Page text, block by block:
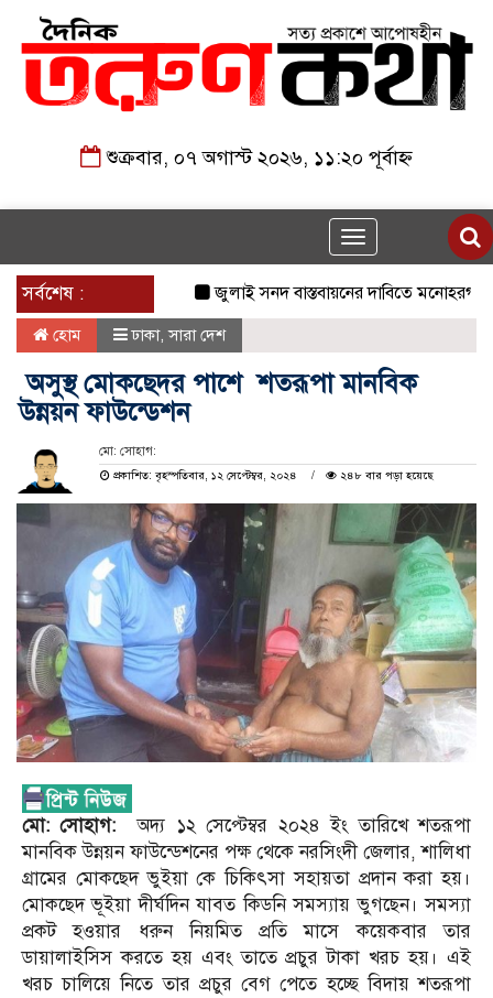
শুক্রবার, ০৭ অগাস্ট ২০২৬, ১১:২০ পূর্বাহ্ন
Toggle
navigation
সর্বশেষ :
জুলাই সনদ বাস্তবায়নের দাবিতে মনোহরগঞ্জে
হোম ঢাকা,সারা দেশ
অসুস্থ মোকছেদর পাশে শতরূপা মানবিক
উন্নয়ন ফাউন্ডেশন
মো: সোহাগ:
প্রকাশিত: বৃহস্পতিবার, ১২ সেপ্টেম্বর, ২০২৪
২৪৮ বার পড়া হয়েছে
মো: সোহাগ:অদ্য ১২ সেপ্টেম্বর ২০২৪ ইং তারিখে শতরূপা
মানবিক উন্নয়ন ফাউন্ডেশনের পক্ষ থেকে নরসিংদী জেলার, শালিধা
গ্রামের মোকছেদ ভুইয়া কে চিকিৎসা সহায়তা প্রদান করা হয়।
মোকছেদ ভূইয়া দীর্ঘদিন যাবত কিডনি সমস্যায় ভুগছেন। সমস্যা
প্রকট হওয়ার ধরুন নিয়মিত প্রতি মাসে কয়েকবার তার
ডায়ালাইসিস করতে হয় এবং তাতে প্রচুর টাকা খরচ হয়। এই
খরচ চালিয়ে নিতে তার প্রচুর বেগ পেতে হচ্ছে বিদায় শতরূপা